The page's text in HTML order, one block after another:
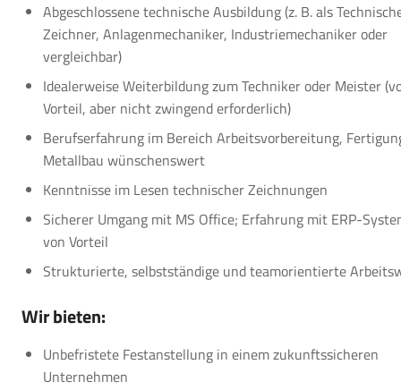
Abgeschlossene technische Ausbildung (z. B. als
Zeichner, Anlagenmechaniker, Industriemechaniker oder
vergleichbar)
Idealerweise Weiterbildung zum Techniker oder Meister
Vorteil, aber nicht zwingend erforderlich)
Berufserfahrung im Bereich Arbeitsvorbereitung,
Metallbau wünschenswert
Kenntnisse im Lesen technischer Zeichnungen
Sicherer Umgang mit MS Office; Erfahrung mit ERP-
von Vorteil
Strukturierte, selbstständige und teamorientierte
Wir bieten:
Unbefristete Festanstellung in einem zukunftssicheren
Unternehmen